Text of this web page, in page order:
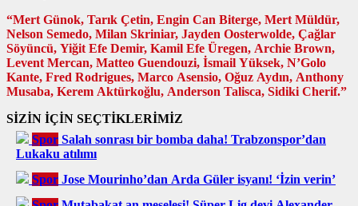
“Mert Günok, Tarık Çetin, Engin Can Biterge, Mert Müldür,
Nelson Semedo, Milan Skriniar, Jayden Oosterwolde, Çağlar
Söyüncü, Yiğit Efe Demir, Kamil Efe Üregen, Archie Brown,
Levent Mercan, Matteo Guendouzi, İsmail Yüksek, N’Golo
Kante, Fred Rodrigues, Marco Asensio, Oğuz Aydın, Anthony
Musaba, Kerem Aktürkoğlu, Anderson Talisca, Sidiki Cherif.”
SİZİN İÇİN SEÇTİKLERİMİZ
Spor Salah sonrası bir bomba daha! Trabzonspor’dan
Lukaku atılımı
Spor Jose Mourinho’dan Arda Güler isyanı! ‘İzin verin’